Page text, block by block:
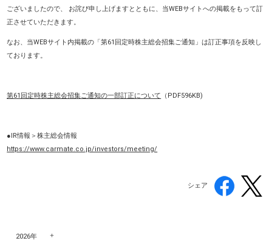
ございましたので、 お詫び申し上げますとともに、当WEBサイトへの掲載をもって訂
正させていただきます。
なお、当WEBサイト内掲載の「第61回定時株主総会招集ご通知」は訂正事項を反映し
ております。
第61回定時株主総会招集ご通知の一部訂正について （PDF596KB)
●IR情報＞株主総会情報
https://www.carmate.co.jp/investors/meeting/
シェア
2026年